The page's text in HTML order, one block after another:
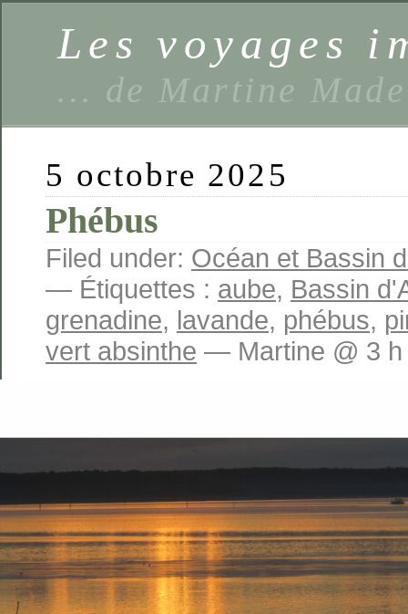
Les voyages
… de Martine
5 octobre 2025
Phébus
Filed under: Océan et Bassin
— Étiquettes : aube, Bassin
grenadine, lavande, phébus,
vert absinthe — Martine @ 3 h